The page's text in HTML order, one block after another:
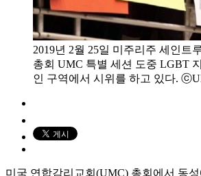
2019년 2월 25일 미주리주 세인트
총회 UMC 특별 세션 도중 LGBT
인 구역에서 시위를 하고 있다.
미국 연합감리교회(UMC) 총회에서 동